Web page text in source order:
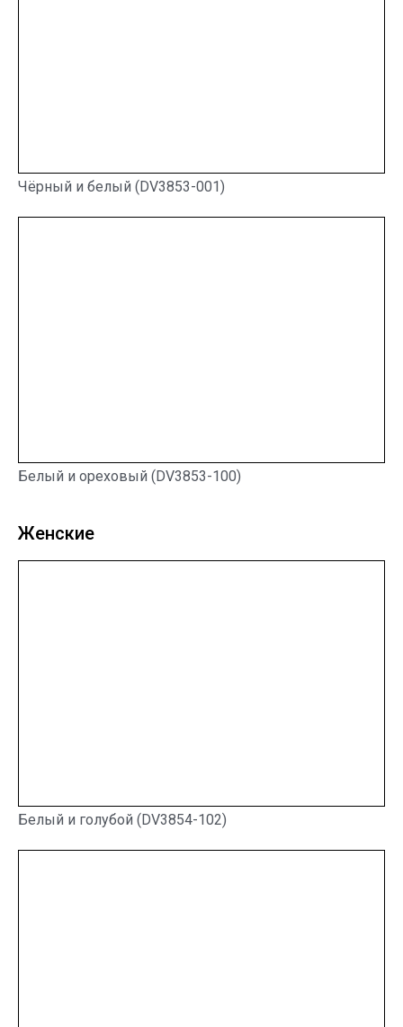
Чёрный и белый (DV3853-001)
Белый и ореховый (DV3853-100)
Женские
Белый и голубой (DV3854-102)